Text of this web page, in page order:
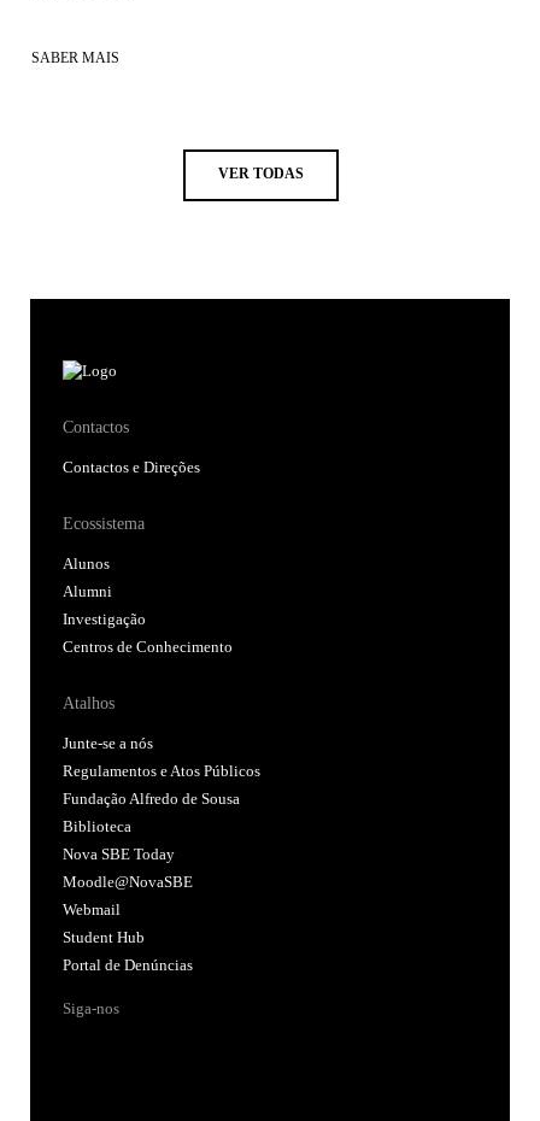
SABER MAIS
VER TODAS
Contactos
Contactos e Direções
Ecossistema
Alunos
Alumni
Investigação
Centros de Conhecimento
Atalhos
Junte-se a nós
Regulamentos e Atos Públicos
Fundação Alfredo de Sousa
Biblioteca
Nova SBE Today
Moodle@NovaSBE
Webmail
Student Hub
Portal de Denúncias
Siga-nos